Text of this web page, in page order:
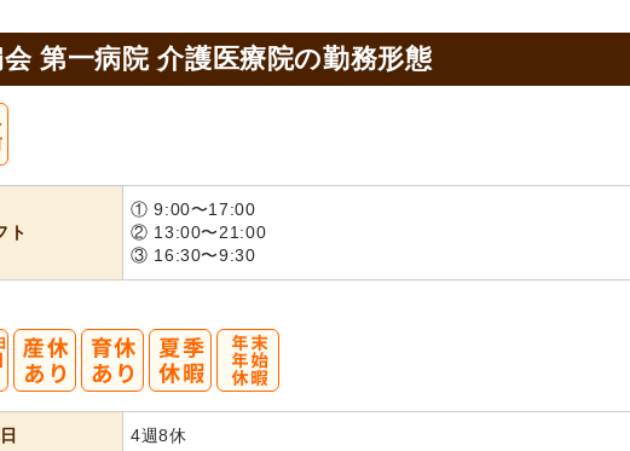
第一病院 介護医療院の勤務形態
ト
① 9:00〜17:00
② 13:00〜21:00
③ 16:30〜9:30
4週8休